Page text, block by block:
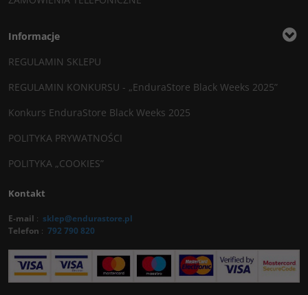
Informacje
REGULAMIN SKLEPU
REGULAMIN KONKURSU - „EnduraStore Black Weeks 2025”
Konkurs EnduraStore Black Weeks 2025
POLITYKA PRYWATNOŚCI
POLITYKA „COOKIES”
Kontakt
E-mail : sklep@endurastore.pl
Telefon : 792 790 820